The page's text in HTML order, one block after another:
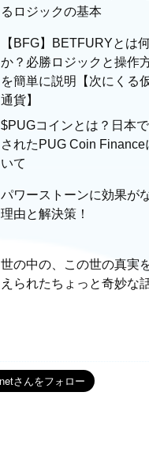
るロジックの基本
【BFG】BETFURYとは
か？必勝ロジックと操作
を簡単に説明【次にくる
通貨】
$PUGコインとは？日本
されたPUG Coin Finance
いて
パワーストーンに効果が
理由と解決策！
世の中の、この世の真実
えられたちょっと奇妙な